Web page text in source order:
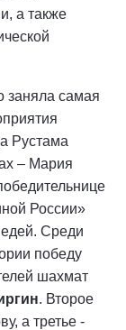
а также
заняла самая
Рустама
– Мария
России»
Среди
победу
шахмат
. Второе
а третье -